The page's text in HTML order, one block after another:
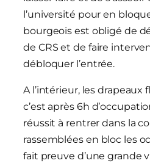
l’université pour en
bourgeois est obligé de
de CRS et de faire
débloquer l’entrée.
A l’intérieur, les
c’est après 6h
réussit à rentrer dans la
rassemblées en bloc les
fait preuve d’une grande